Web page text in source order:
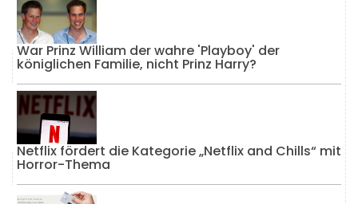
War Prinz William der wahre 'Playboy' der
königlichen Familie, nicht Prinz Harry?
Netflix fördert die Kategorie „Netflix and Chills“ mit
Horror-Thema